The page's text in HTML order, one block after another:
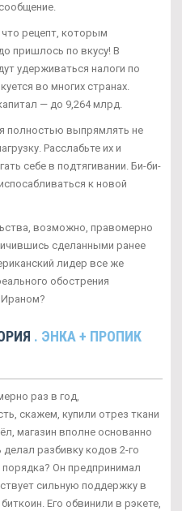
что рецепт, которым
пришлось по вкусу! В
удерживаться налоги по
во многих странах.
— до 9,264 млрд.
полностью выпрямлять не
Расслабьте их и
себе в подтягивании. Би-би-
к новой
возможно, правомерно
сделанными ранее
лидер все же
обострения
. ЭНКА + ПРОПИК
раз в год,
скажем, купили отрез ткани
магазин вполне основанно
разбивку кодов 2-го
Он предпринимал
сильную поддержку в
Его обвинили в рэкете,